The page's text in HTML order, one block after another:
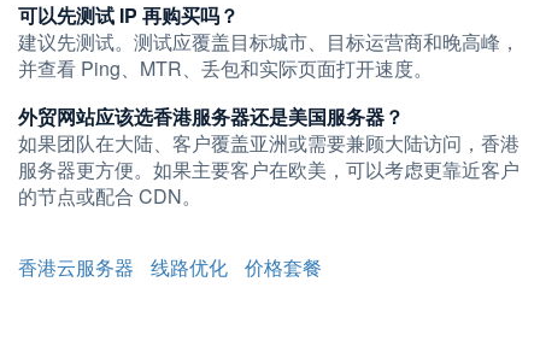
可以先测试 IP 再购买吗？
建议先测试。测试应覆盖目标城市、目标运营商和晚高峰，
并查看 Ping、MTR、丢包和实际页面打开速度。
外贸网站应该选香港服务器还是美国服务器？
如果团队在大陆、客户覆盖亚洲或需要兼顾大陆访问，香港
服务器更方便。如果主要客户在欧美，可以考虑更靠近客户
的节点或配合 CDN。
香港云服务器 线路优化 价格套餐